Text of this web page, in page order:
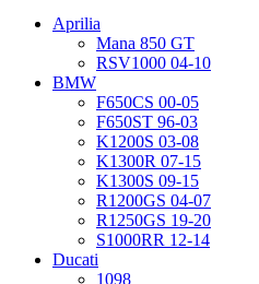
Aprilia
Mana 850 GT
RSV1000 04-10
BMW
F650CS 00-05
F650ST 96-03
K1200S 03-08
K1300R 07-15
K1300S 09-15
R1200GS 04-07
R1250GS 19-20
S1000RR 12-14
Ducati
1098